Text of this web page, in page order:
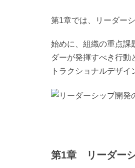
第1章では、リーダー
始めに、組織の重点課
ダーが発揮すべき行動
トラクショナルデザイ
第1章 リーダー